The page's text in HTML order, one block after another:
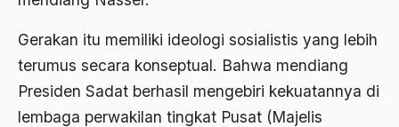
Gerakan itu memiliki ideologi sosialistis yang lebih
terumus secara konseptual. Bahwa mendiang
Presiden Sadat berhasil mengebiri kekuatannya di
lembaga perwakilan tingkat Pusat (Majelis
2000
1999
Abu Bakar Ba’asyir
Abu Hanifah
abu jihad
Abu Sangkan